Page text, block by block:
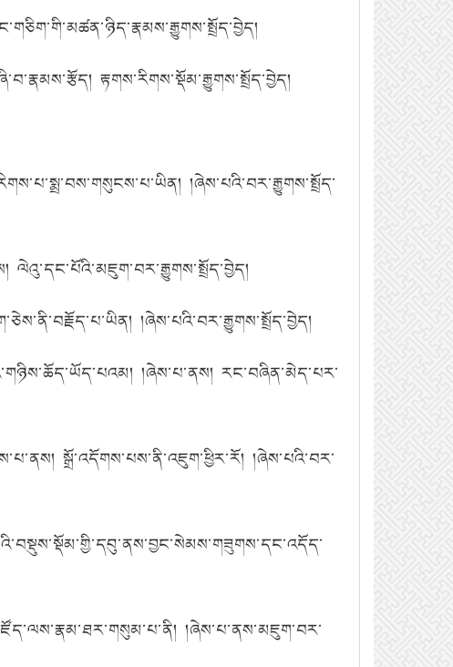
རྟགས་རིགས་སྡོམ་རྒྱུགས་སྤྲོད་བྱེད།
།ཞེས་པའི་བར་རྒྱུགས་སྤྲོད་
ལེའུ་དང་པོའི་མཇུག་བར་རྒྱུགས་སྤྲོད་བྱེད།
།ཞེས་པའི་བར་རྒྱུགས་སྤྲོད་བྱེད།
།ཞེས་པ་ནས། རང་བཞིན་མེད་པར་
སྒྲོ་འདོགས་པས་ནི་འཇུག་ཕྱིར་རོ། །ཞེས་པའི་བར་
།ཞེས་པ་ནས་མཇུག་བར་